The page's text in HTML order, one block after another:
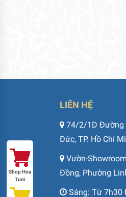
LIÊN HỆ
74/2/1D Đường
Đức, TP. Hồ Chí
Vườn-
Đồng, Phường
Sáng: Từ 7h30
Shop Hoa
Tươi